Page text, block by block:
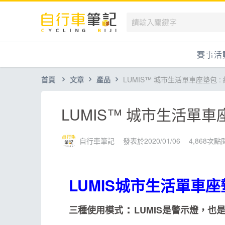
賽事活
國內
兒童滑
跟著
首頁 文章 產品 LUMIS™ 城市生活單車座墊包 :
LUMIS™ 城市生活單車
自行車筆記 發表於2020/01/06 4,868次點
LUMIS城市生活單車
三種使用模式 : LUMIS是警示燈，也